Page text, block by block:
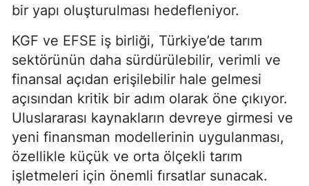
bir yapı oluşturulması hedefleniyor.
KGF ve EFSE iş birliği, Türkiye’de tarım
sektörünün daha sürdürülebilir, verimli ve
finansal açıdan erişilebilir hale gelmesi
açısından kritik bir adım olarak öne çıkıyor.
Uluslararası kaynakların devreye girmesi ve
yeni finansman modellerinin uygulanması,
özellikle küçük ve orta ölçekli tarım
işletmeleri için önemli fırsatlar sunacak.